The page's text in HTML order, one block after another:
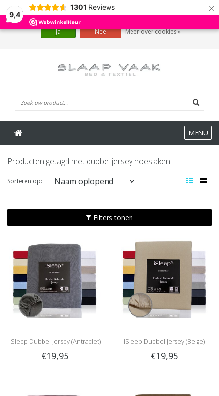
9,4
1301 Reviews ×
MENU
Producten getagd met dubbel jersey hoeslaken
Sorteren op:
Filters tonen
iSleep Dubbel Jersey (Antraciet)
€19,95
iSleep Dubbel Jersey (Beige)
€19,95
Wij slaan cookies op om onze website te verbeteren. Is dat akkoord?
Ja Nee Meer over cookies »